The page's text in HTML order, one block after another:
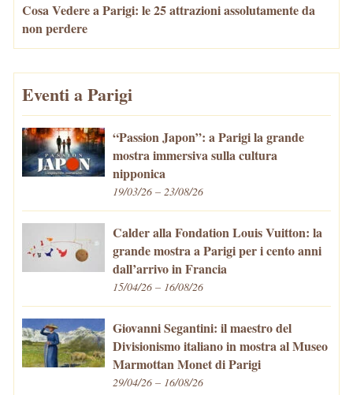
Cosa Vedere a Parigi: le 25 attrazioni assolutamente da
non perdere
Eventi a Parigi
“Passion Japon”: a Parigi la grande
mostra immersiva sulla cultura
nipponica
19/03/26 – 23/08/26
Calder alla Fondation Louis Vuitton: la
grande mostra a Parigi per i cento anni
dall’arrivo in Francia
15/04/26 – 16/08/26
Giovanni Segantini: il maestro del
Divisionismo italiano in mostra al Museo
Marmottan Monet di Parigi
29/04/26 – 16/08/26